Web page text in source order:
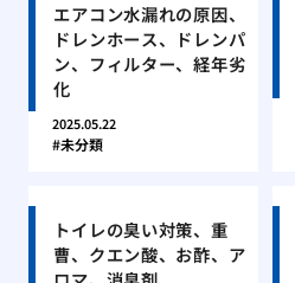
エアコン水漏れの原因、
ドレンホース、ドレンパ
ン、フィルター、経年劣
化
2025.05.22
未分類
トイレの臭い対策、重
曹、クエン酸、お酢、ア